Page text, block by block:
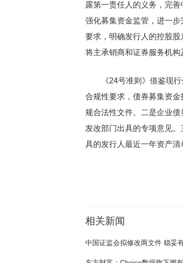
露第一责任人的义务，完
强化募集资金监管，进一
要求，明确发行人的控股
将主承销商和证券服务机构
《24号准则》借鉴现
合规性要求，债券募集资
规合法性文件。二是企业
发改部门出具的专项意见。
具的发行人最近一年资产
相关新闻